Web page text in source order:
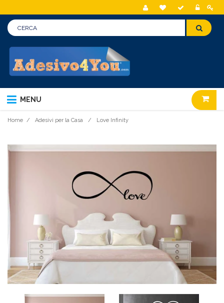
MENU
Home / Adesivi per la Casa / Love Infinity